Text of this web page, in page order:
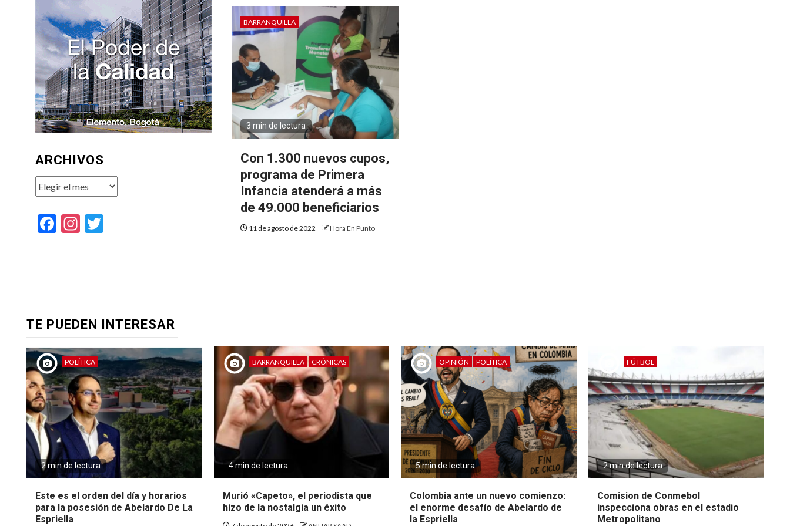
BARRANQUILLA
3 min de lectura
Con 1.300 nuevos cupos,
programa de Primera
Infancia atenderá a más
de 49.000 beneficiarios
11 de agosto de 2022 Hora En Punto
ARCHIVOS
Archivos
Facebook
Instagram
TE PUEDEN INTERESAR
POLÍTICA
2 min de lectura
Este es el orden del día y horarios
para la posesión de Abelardo De La
Espriella
BARRANQUILLA CRÓNICAS
4 min de lectura
Murió «Capeto», el periodista que
hizo de la nostalgia un éxito
OPINIÓN POLÍTICA
5 min de lectura
Colombia ante un nuevo comienzo:
el enorme desafío de Abelardo de
la Espriella
FÚTBOL
2 min de lectura
Comision de Conmebol
inspecciona obras en el estadio
Metropolitano